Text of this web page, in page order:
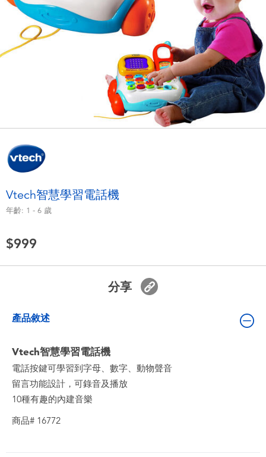
娃娃, 芭比,收藏公仔
遊戲及拼圖系列
戶外及運動用品
角色扮演及造型系列
嬰兒及學前玩具
電池
任天堂 Switch
盲盒
playpop
Disney Frozen迪士尼冰雪奇緣
Marvel漫威
Play-Doh培樂多
Vtech智慧學習電話機
年齡: 1 - 6 歲
$999
分享
產品敘述
Vtech智慧學習電話機
電話按鍵可學習到字母、數字、動物聲音
留言功能設計，可錄音及播放
10種有趣的內建音樂
商品# 16772